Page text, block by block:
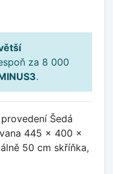
za 8 000
.
Šedá
445 x 400 x
50 cm skříňka,